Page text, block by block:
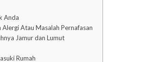
Anda
Atau Masalah Pernafasan
Jamur dan Lumut
Rumah